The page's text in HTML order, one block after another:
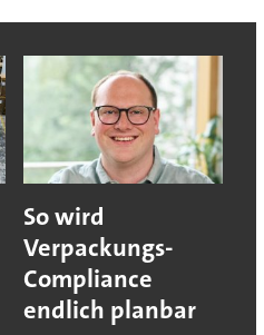
So wird
Verpackungs-
Compliance
endlich planbar